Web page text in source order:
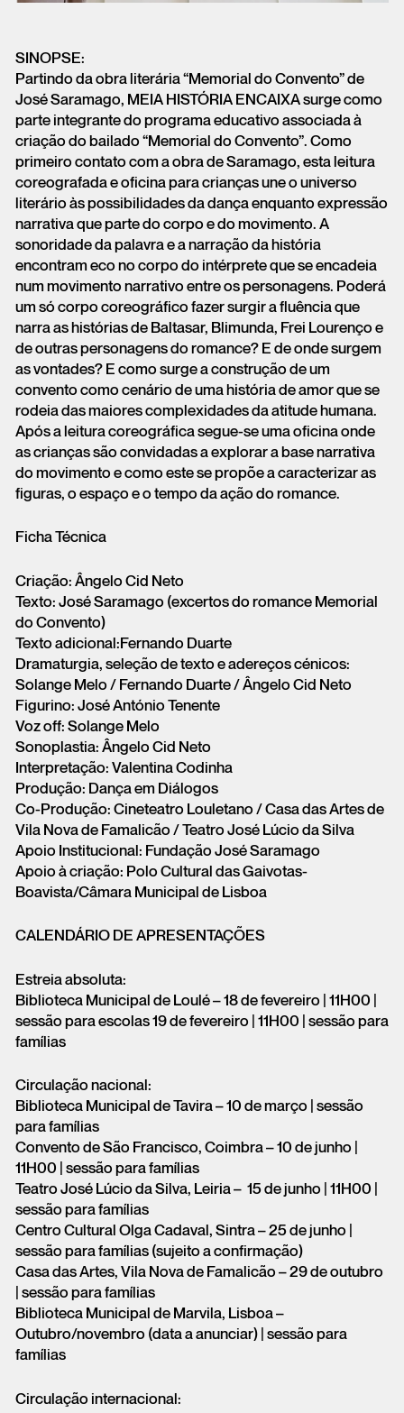
SINOPSE:
Partindo da obra literária “Memorial do Convento” de
José Saramago, MEIA HISTÓRIA ENCAIXA surge como
parte integrante do programa educativo associada à
criação do bailado “Memorial do Convento”. Como
primeiro contato com a obra de Saramago, esta leitura
coreografada e oficina para crianças une o universo
literário às possibilidades da dança enquanto expressão
narrativa que parte do corpo e do movimento. A
sonoridade da palavra e a narração da história
encontram eco no corpo do intérprete que se encadeia
num movimento narrativo entre os personagens. Poderá
um só corpo coreográfico fazer surgir a fluência que
narra as histórias de Baltasar, Blimunda, Frei Lourenço e
de outras personagens do romance? E de onde surgem
as vontades? E como surge a construção de um
convento como cenário de uma história de amor que se
rodeia das maiores complexidades da atitude humana.
Após a leitura coreográfica segue-se uma oficina onde
as crianças são convidadas a explorar a base narrativa
do movimento e como este se propõe a caracterizar as
figuras, o espaço e o tempo da ação do romance.
Ficha Técnica
Criação: Ângelo Cid Neto
Texto: José Saramago (excertos do romance Memorial
do Convento)
Texto adicional:Fernando Duarte
Dramaturgia, seleção de texto e adereços cénicos:
Solange Melo / Fernando Duarte / Ângelo Cid Neto
Figurino: José António Tenente
Voz off: Solange Melo
Sonoplastia: Ângelo Cid Neto
Interpretação: Valentina Codinha
Produção: Dança em Diálogos
Co-Produção: Cineteatro Louletano / Casa das Artes de
Vila Nova de Famalicão / Teatro José Lúcio da Silva
Apoio Institucional: Fundação José Saramago
Apoio à criação: Polo Cultural das Gaivotas-
Boavista/Câmara Municipal de Lisboa
CALENDÁRIO DE APRESENTAÇÕES
Estreia absoluta:
Biblioteca Municipal de Loulé – 18 de fevereiro | 11H00 |
sessão para escolas 19 de fevereiro | 11H00 | sessão para
famílias
Circulação nacional:
Biblioteca Municipal de Tavira – 10 de março | sessão
para famílias
Convento de São Francisco, Coimbra – 10 de junho |
11H00 | sessão para famílias
Teatro José Lúcio da Silva, Leiria – 15 de junho | 11H00 |
sessão para famílias
Centro Cultural Olga Cadaval, Sintra – 25 de junho |
sessão para famílias (sujeito a confirmação)
Casa das Artes, Vila Nova de Famalicão – 29 de outubro
| sessão para famílias
Biblioteca Municipal de Marvila, Lisboa –
Outubro/novembro (data a anunciar) | sessão para
famílias
Circulação internacional: